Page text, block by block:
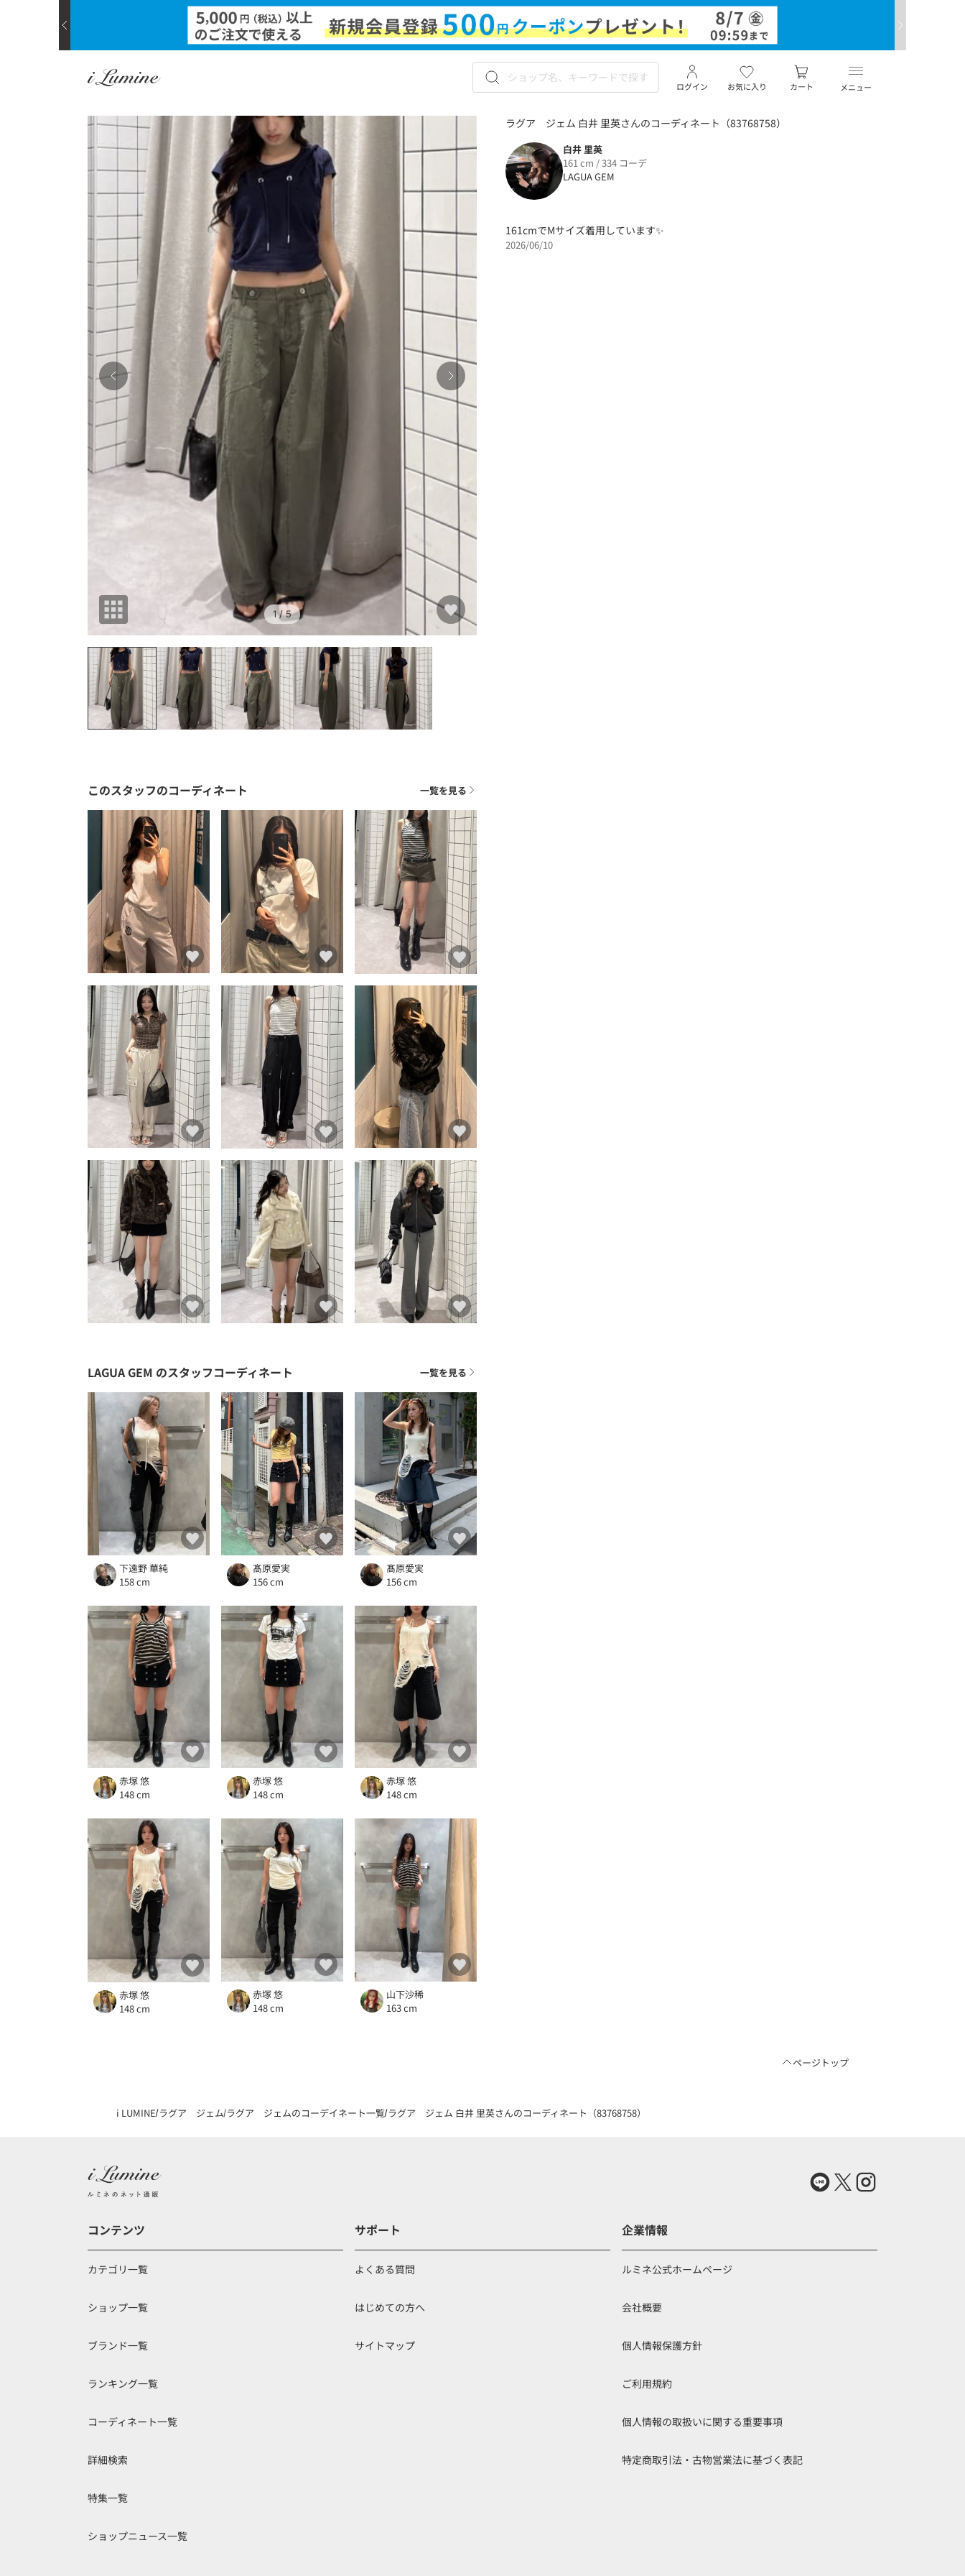
メニュー
お気に入り
ログイン カート
1/ 5
ラグア ジェム 白井 里英さんのコーディネート（83768758）
白井 里英
161 cm / 334 コーデ
LAGUA GEM
161cmでMサイズ着用しています✨
2026/06/10
このスタッフのコーディネート 一覧を見る
LAGUA GEM のスタッフコーディネート 一覧を見る
下遠野 華純
158 cm
髙原愛実
156 cm
髙原愛実
156 cm
赤塚 悠
148 cm
赤塚 悠
148 cm
赤塚 悠
148 cm
赤塚 悠
148 cm
赤塚 悠
148 cm
山下沙稀
163 cm
ページトップ
i LUMINEラグア ジェム ラグア ジェムのコーデイネート一覧ラグア ジェム 白井 里英さんのコーディネート（83768758）
コンテンツ
カテゴリ一覧
ショップ一覧
ブランド一覧
ランキング一覧
コーディネート一覧
詳細検索
特集一覧
ショップニュース一覧
サポート
よくある質問
はじめての方へ
サイトマップ
企業情報
ルミネ公式ホームページ
会社概要
個人情報保護方針
ご利用規約
個人情報の取扱いに関する重要事項
特定商取引法・古物営業法に基づく表記